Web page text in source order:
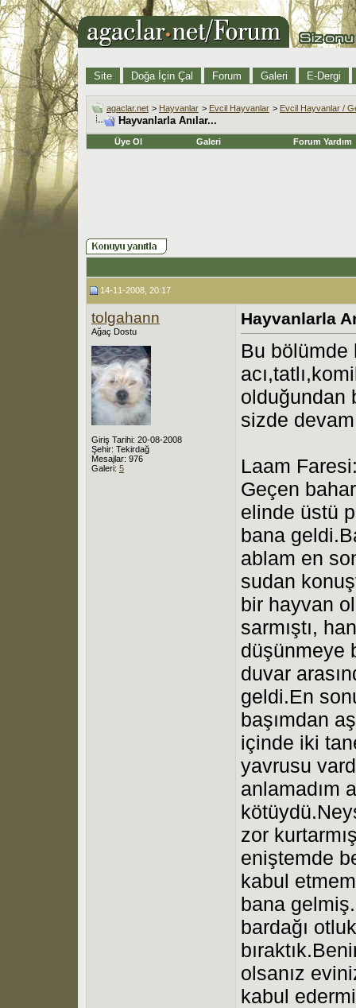
Site Doğa İçin Çal Forum Galeri E-Dergi
agaclar.net > Hayvanlar > Evcil Hayvanlar > Evcil Hayvanlar /
Hayvanlarla Anılar...
Üye Ol Galeri Forum Yardım
14-11-2008, 20:17
tolgahann
Ağaç Dostu
Giriş Tarihi: 20-08-2008
Şehir: Tekirdağ
Mesajlar: 976
Galeri: 5
Hayvanlarla
Bu bölümde
olduğundan
sizde
Laam
Geçen
elinde üstü
bana
ablam en
sudan
bir hayvan
sarmıştı,
düşünmeye
duvar
geldi.En
başımdan
içinde iki
yavrusu
anlamadım
zor
eniştemde
kabul
bana
bardağı
olsanız
kabul